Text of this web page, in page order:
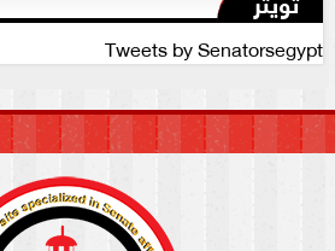
Tweets by Senatorsegypt